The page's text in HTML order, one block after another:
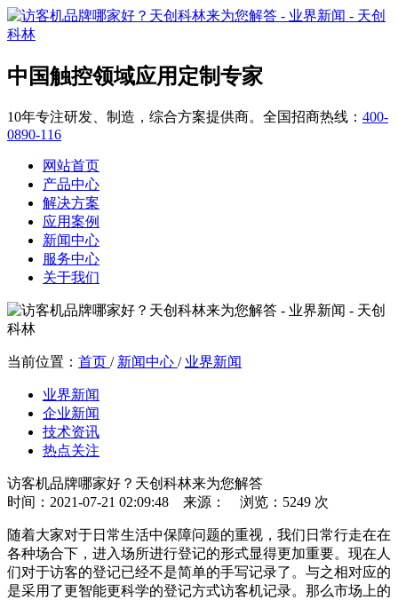
中国触控领域应用定制专家
10年专注研发、制造，综合方案提供商。全国招商热线： 400-
0890-116
网站首页
产品中心
解决方案
应用案例
新闻中心
服务中心
关于我们
当前位置： 首页 / 新闻中心 / 业界新闻
业界新闻
企业新闻
技术资讯
热点关注
访客机品牌哪家好？天创科林来为您解答
时间：2021-07-21 02:09:48
来源： 浏览：5249 次
随着大家对于日常生活中保障问题的重视，我们日常行走在在
各种场合下，进入场所进行登记的形式显得更加重要。现在人
们对于访客的登记已经不是简单的手写记录了。与之相对应的
是采用了更智能更科学的登记方式访客机记录。那么市场上的